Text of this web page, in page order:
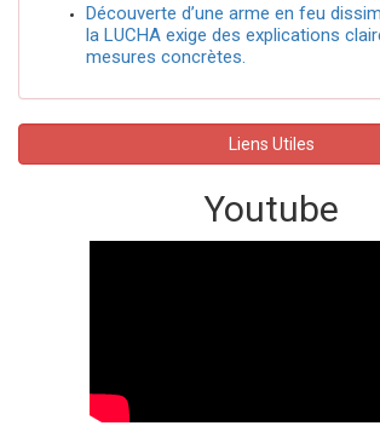
Découverte d’une arme en feu
la LUCHA exige des explications
mesures concrètes.
Liens Utiles
Youtube